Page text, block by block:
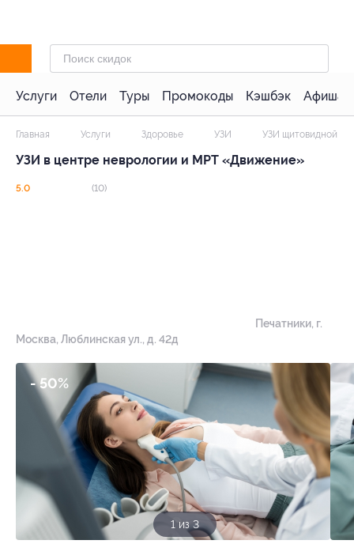
Услуги Отели Туры Промокоды Кэшбэк Афиша
Главная Услуги Здоровье УЗИ УЗИ щитовидной
УЗИ в центре неврологии и МРТ «Движение»
5.0 (10)
Печатники, г.
Москва, Люблинская ул., д. 42д
- 50%
1 из 3